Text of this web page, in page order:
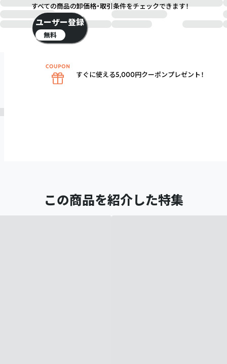
この商品を紹介した特集
すべての商品の卸価格・取引条件をチェックできます！
ユーザー登録
無料
すぐに使える5,000円クーポンプレゼント！